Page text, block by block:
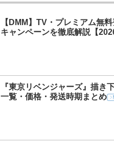
【DMM】TV・プレミアム無
キャンペーンを徹底解説【
『東京リベンジャーズ』描き
一覧・価格・発送時期まとめ